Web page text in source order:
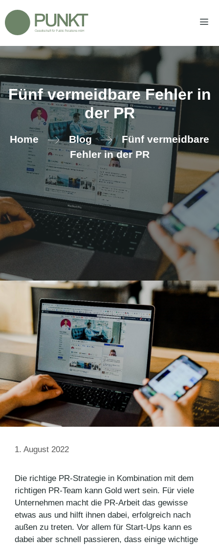
Inhalt
springen
Fünf vermeidbare Fehler in
der PR
Home Blog
Fünf vermeidbare
Fehler in der PR
1. August 2022
Die richtige PR-Strategie in Kombination mit dem
richtigen PR-Team kann Gold wert sein. Für viele
Unternehmen macht die PR-Arbeit das gewisse
etwas aus und hilft ihnen dabei, erfolgreich nach
außen zu treten. Vor allem für Start-Ups kann es
dabei aber schnell passieren, dass einige wichtige